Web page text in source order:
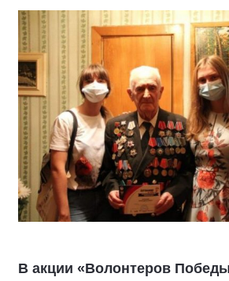
В акции «Волонтеров